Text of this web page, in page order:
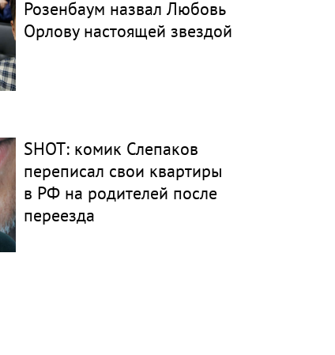
Розенбаум назвал Любовь
Орлову настоящей звездой
SHOT: комик Слепаков
переписал свои квартиры
в РФ на родителей после
переезда